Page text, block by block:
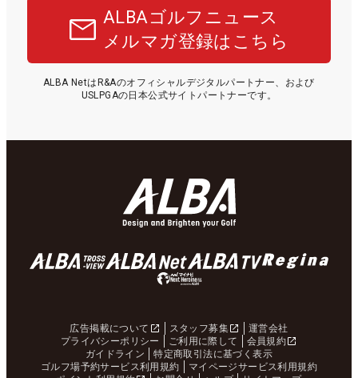
ALBAゴルフニュース
メルマガ登録はこちら
ALBA NetはR&Aのオフィシャルデジタルパートナー、および
USLPGAの日本公式サイトパートナーです。
広告掲載について スタッフ募集
運営会社
プライバシーポリシー
ご利用に際して
会員規約
ガイドライン
特定商取引法に基づく表示
ゴルフ場予約サービス利用規約
マイページサービス利用規約